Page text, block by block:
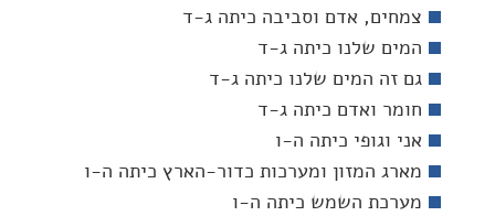
צמחים, אדם וסביבה כיתה ג-ד
המים שלנו כיתה ג-ד
גם זה המים שלנו כיתה ג-ד
חומר ואדם כיתה ג-ד
אני וגופי כיתה ה-ו
מארג המזון ומערכות כדור-הארץ כיתה ה-ו
מערכת השמש כיתה ה-ו